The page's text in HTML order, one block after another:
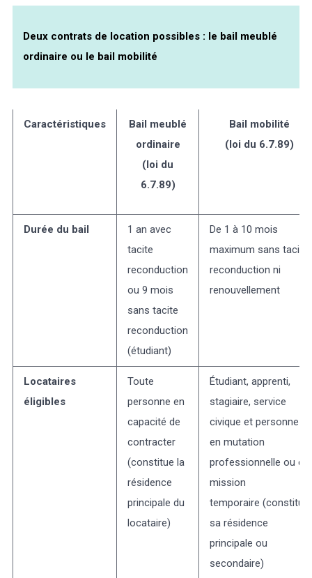
Deux contrats de location possibles : le bail meublé
ordinaire ou le bail mobilité
Caractéristiques
Bail meublé
ordinaire
(loi du
6.7.89)
Bail mobilité
(loi du 6.7.89)
Durée du bail
1 an avec
tacite
reconduction
ou 9 mois
sans tacite
reconduction
(étudiant)
De 1 à 10 mois
maximum sans tacite
reconduction ni
renouvellement
Locataires
éligibles
Toute
personne en
capacité de
contracter
(constitue la
résidence
principale du
locataire)
Étudiant, apprenti,
stagiaire, service
civique et personne
en mutation
professionnelle ou en
mission
temporaire (constitue
sa résidence
principale ou
secondaire)